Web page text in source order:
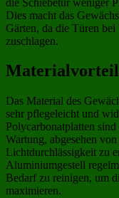
Dies macht das
Gärten, da die Türen
zuschlagen.
Das Material des
sehr pflegeleicht und
Polycarbonatplatten
Wartung, abgesehen
Lichtdurchlässigkeit zu
Aluminiumgestell
Bedarf zu reinigen, um
maximieren.